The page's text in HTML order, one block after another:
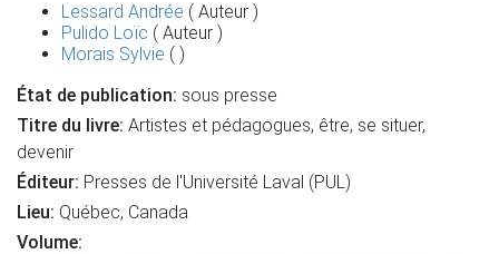
Lessard Andrée ( Auteur )
Pulido Loïc ( Auteur )
Morais Sylvie ( )
État de publication: sous presse
Titre du livre: Artistes et pédagogues, être, se situer,
devenir
Éditeur: Presses de l'Université Laval (PUL)
Lieu: Québec, Canada
Volume: